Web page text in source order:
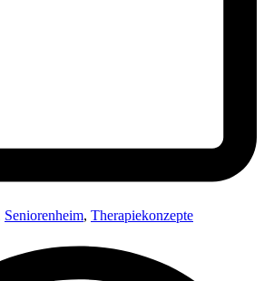
Seniorenheim, Therapiekonzepte